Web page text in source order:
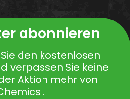
abonnieren
den kostenlosen
verpassen Sie keine
Aktion mehr von
.